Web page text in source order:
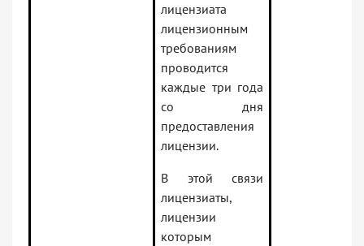
лицензиата
лицензионным
требованиям
проводится
каждые три года
со дня
предоставления
лицензии.
В этой связи
лицензиаты,
лицензии
которым